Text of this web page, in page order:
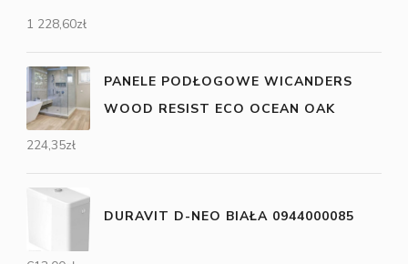
1 228,60zł
PANELE PODŁOGOWE WICANDERS
WOOD RESIST ECO OCEAN OAK
224,35zł
DURAVIT D-NEO BIAŁA 0944000085